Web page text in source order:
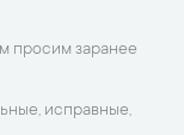
просим заранее
исправные,